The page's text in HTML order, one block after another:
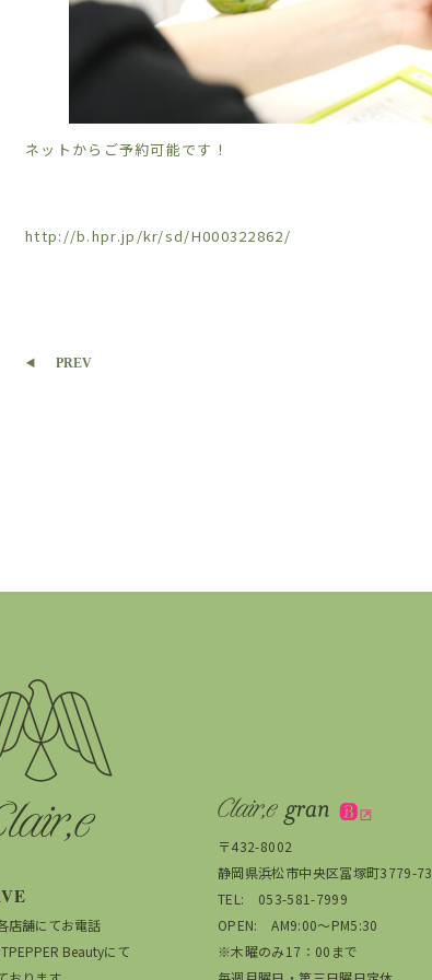
ネットからご予約可能です！
http://b.hpr.jp/kr/sd/H000322862/
PREV
店舗にてお電話
Beautyにて
〒432-8002
静岡県浜松市中央区冨塚町3779-73
TEL: 053-581-7999
OPEN: AM9:00～PM5:30
※木曜のみ17：00まで